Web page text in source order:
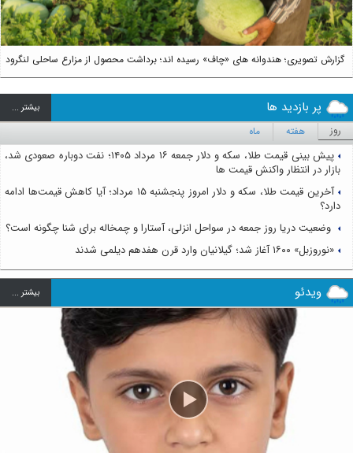
گزارش تصویری؛ هندوانه های «چاف» رسیده اند؛ برداشت محصول از مزارع ساحلی لنگرود
پر بازدید ها بيشتر ...
روز هفته ماه
پیش بینی قیمت طلا، سکه و دلار جمعه ۱۶ مرداد ۱۴۰۵؛ نفت دوباره صعودی شد،
بازار در انتظار واکنش قیمت ها
آخرین قیمت طلا، سکه و دلار امروز پنجشنبه ۱۵ مرداد؛ آیا کاهش قیمت‌ها ادامه
دارد؟
وضعیت دریا روز جمعه در سواحل انزلی، آستارا و چمخاله برای شنا چگونه است؟
«نوروزبل» ۱۶۰۰ آغاز شد؛ گیلانیان وارد قرن هفدهم دیلمی شدند
ویدئو بيشتر ...